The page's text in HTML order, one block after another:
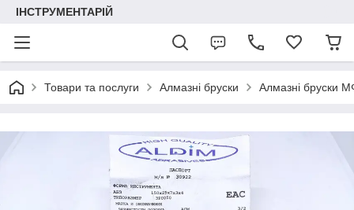
ІНСТРУМЕНТАРІЙ
Товари та послуги Алмазні бруски Алмазні бруски